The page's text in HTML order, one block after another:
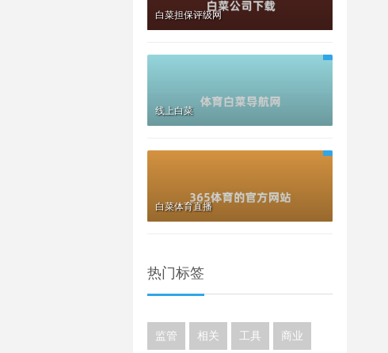
白菜担保评级网
线上白菜
白菜体育直播
热门标签
监管 相关 工具 商业